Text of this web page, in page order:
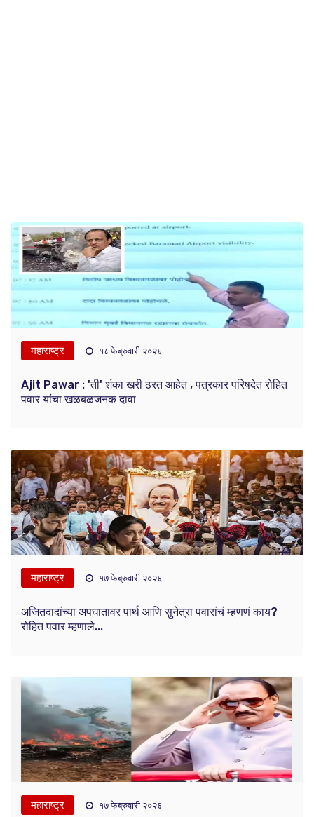
महाराष्ट्र १८ फेब्रुवारी २०२६
Ajit Pawar : 'ती' शंका खरी ठरत आहेत , पत्रकार परिषदेत रोहित
पवार यांचा खळबळजनक दावा
महाराष्ट्र १७ फेब्रुवारी २०२६
अजितदादांच्या अपघातावर पार्थ आणि सुनेत्रा पवारांचं म्हणणं काय?
रोहित पवार म्हणाले...
महाराष्ट्र १७ फेब्रुवारी २०२६